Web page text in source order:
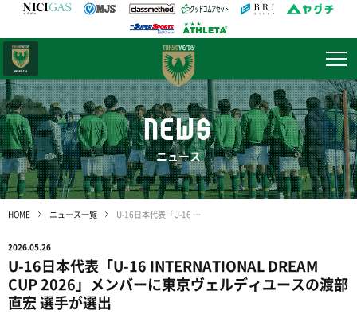
NEWS
ニュース
HOME ニュース一覧 U-16日本代表「U-16 INTERNATIONAL DREAM CUP 2026」メンバーに東京ヴェルディユースの渡部直宏 選手が選出
2026.05.26
U-16日本代表「U-16 INTERNATIONAL DREAM
CUP 2026」メンバーに東京ヴェルディユースの渡部
直宏 選手が選出